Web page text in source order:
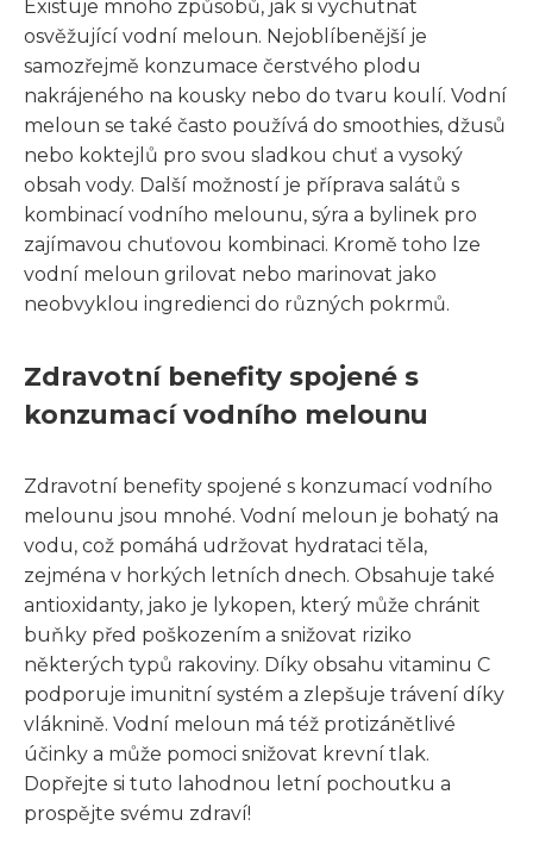
Existuje mnoho způsobů, jak si vychutnat
osvěžující vodní meloun. Nejoblíbenější je
samozřejmě konzumace čerstvého plodu
nakrájeného na kousky nebo do tvaru koulí. Vodní
meloun se také často používá do smoothies, džusů
nebo koktejlů pro svou sladkou chuť a vysoký
obsah vody. Další možností je příprava salátů s
kombinací vodního melounu, sýra a bylinek pro
zajímavou chuťovou kombinaci. Kromě toho lze
vodní meloun grilovat nebo marinovat jako
neobvyklou ingredienci do různých pokrmů.
Zdravotní benefity spojené s
konzumací vodního melounu
Zdravotní benefity spojené s konzumací vodního
melounu jsou mnohé. Vodní meloun je bohatý na
vodu, což pomáhá udržovat hydrataci těla,
zejména v horkých letních dnech. Obsahuje také
antioxidanty, jako je lykopen, který může chránit
buňky před poškozením a snižovat riziko
některých typů rakoviny. Díky obsahu vitaminu C
podporuje imunitní systém a zlepšuje trávení díky
vláknině. Vodní meloun má též protizánětlivé
účinky a může pomoci snižovat krevní tlak.
Dopřejte si tuto lahodnou letní pochoutku a
prospějte svému zdraví!